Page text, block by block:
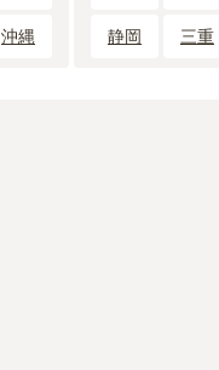
静岡 三重
沖縄